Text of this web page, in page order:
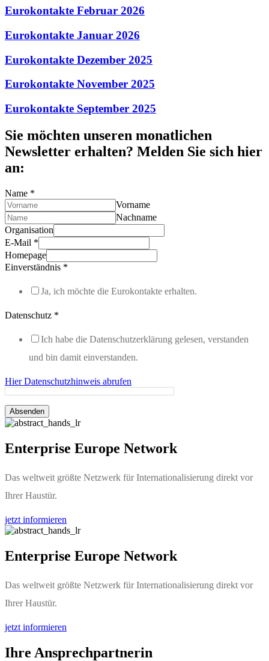
Eurokontakte Februar 2026
Eurokontakte Januar 2026
Eurokontakte Dezember 2025
Eurokontakte November 2025
Eurokontakte September 2025
Sie möchten unseren monatlichen
Newsletter erhalten? Melden Sie sich hier
an:
Name *
Vorname
Nachname
Organisation
E-Mail *
Homepage
Einverständnis *
Ja, ich möchte die Eurokontakte erhalten.
Datenschutz *
Ich habe die Datenschutzerklärung gelesen, verstanden
und bin damit einverstanden.
Hier Datenschutzhinweis abrufen
Absenden
Enterprise Europe Network
Das weltweit größte Netzwerk für Internationalisierung direkt vor
Ihrer Haustür.
jetzt informieren
Enterprise Europe Network
Das weltweit größte Netzwerk für Internationalisierung direkt vor
Ihrer Haustür.
jetzt informieren
Ihre Ansprechpartnerin